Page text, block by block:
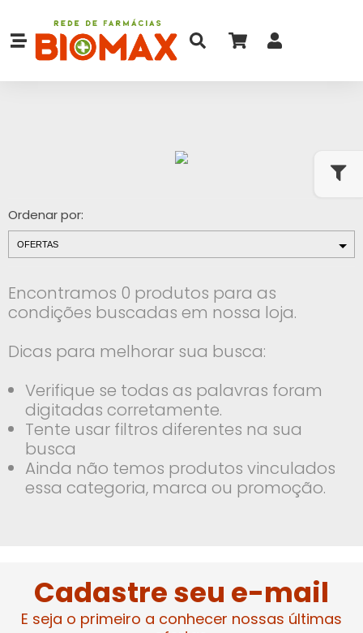
Ordenar por:
Encontramos 0 produtos para as
condições buscadas em nossa loja.
Dicas para melhorar sua busca:
Verifique se todas as palavras foram
digitadas corretamente.
Tente usar filtros diferentes na sua
busca
Ainda não temos produtos vinculados
essa categoria, marca ou promoção.
Cadastre seu e-mail
E seja o primeiro a conhecer nossas últimas